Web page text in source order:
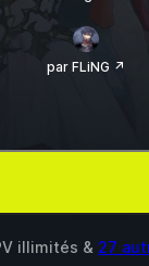
par FLiNG ↗
illimités & 27